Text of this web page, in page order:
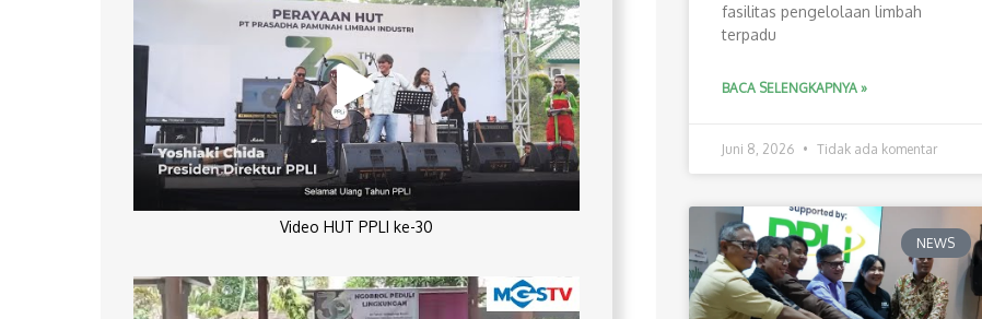
Video HUT PPLI ke-30
fasilitas pengelolaan limbah
terpadu
BACA SELENGKAPNYA »
Juni 8, 2026 Tidak ada komentar
NEWS